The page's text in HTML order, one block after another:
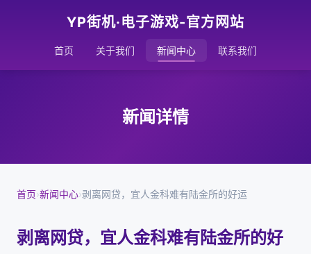
YP街机·电子游戏-官方网站
首页 关于我们 新闻中心 联系我们
新闻详情
首页›新闻中心›剥离网贷，宜人金科难有陆金所的好运
剥离网贷，宜人金科难有陆金所的好